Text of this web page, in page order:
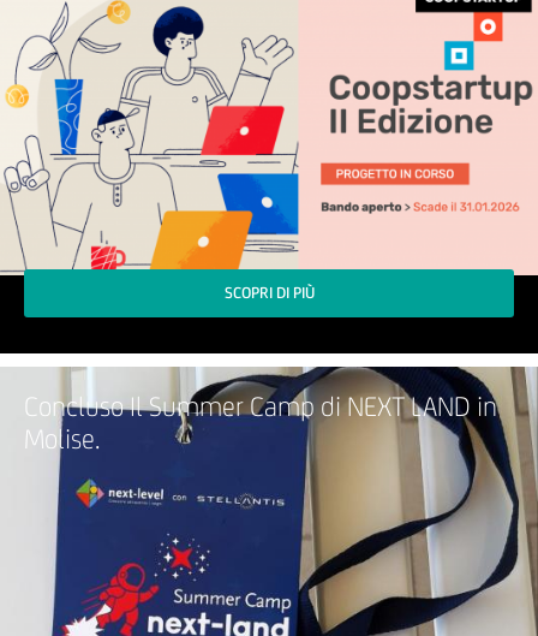
SCOPRI DI PIÙ
Concluso Il Summer Camp di NEXT LAND in
Molise.